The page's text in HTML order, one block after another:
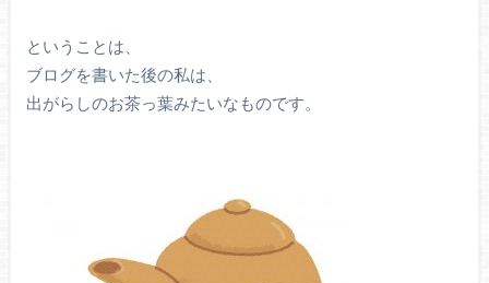
ということは、
ブログを書いた後の私は、
出がらしのお茶っ葉みたいなものです。